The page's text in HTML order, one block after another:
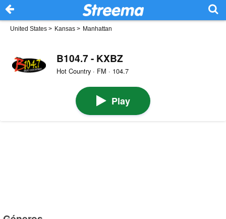
United States > Kansas > Manhattan
B104.7 - KXBZ
Hot Country · FM · 104.7
Play